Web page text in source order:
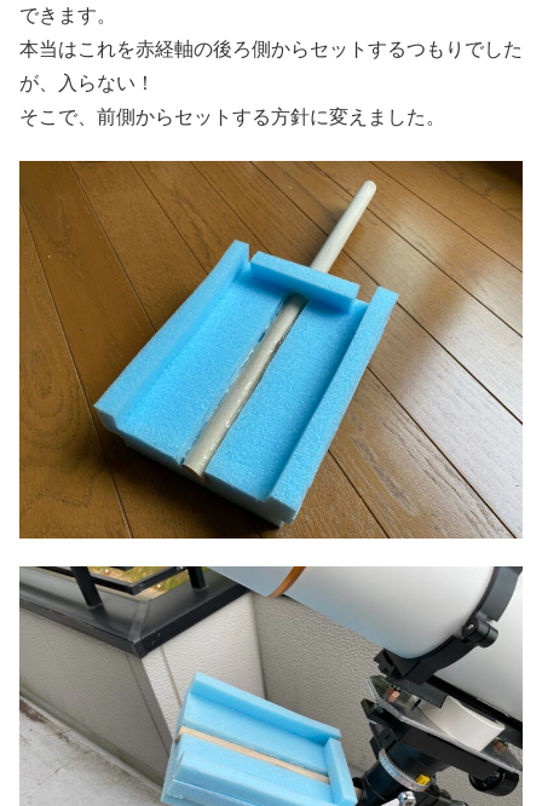
できます。
本当はこれを赤経軸の後ろ側からセットするつもりでした
が、入らない！
そこで、前側からセットする方針に変えました。